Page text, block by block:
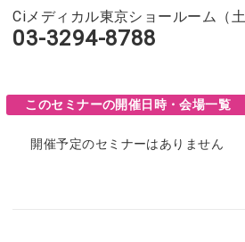
Ciメディカル東京ショールーム（
03-3294-8788
このセミナーの開催日時・会場一覧
開催予定のセミナーはありません